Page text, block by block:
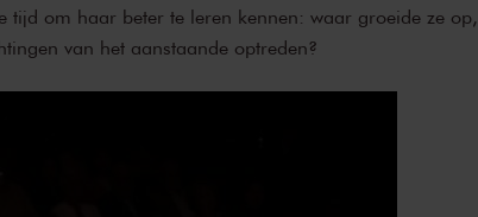
tijd om haar beter te leren kennen: waar groeide ze op,
van het aanstaande optreden?